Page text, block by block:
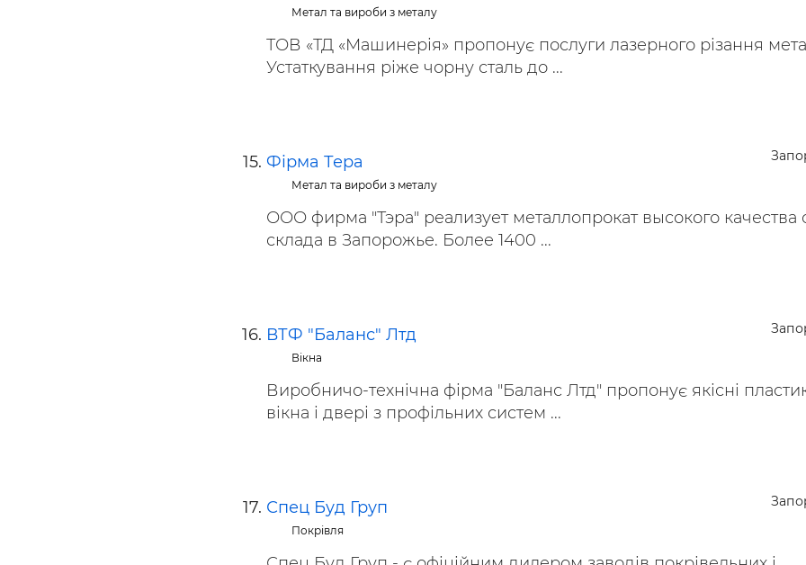
Метал та вироби з металу
ТОВ «ТД «Машинерія» пропонує послуги лазерного різання
Устаткування ріже чорну сталь до ...
Фірма Тера
Метал та вироби з металу
ООО фирма "Тэра" реализует металлопрокат высокого качества
склада в Запорожье. Более 1400 ...
ВТФ "Баланс" Лтд
Вікна
Виробничо-технічна фірма "Баланс Лтд" пропонує якісні
вікна і двері з профільних систем ...
Спец Буд Груп
Покрівля